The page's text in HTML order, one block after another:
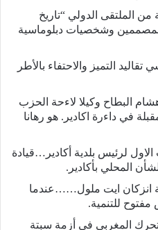
الملتقى الدولي “تاريخ
وشخصيات دبلوماسية
تقاليد التميز والاحتفاء بالأطر
البطاح وكيلا لاءحة الحزب
في داءرة اكادير. هو رهانا
لرئيس بلدية أكادير…قيادة
المحلي بأكادير.
انزكان ايت ملول……عندما
مفتوح للتنمية.
المغربي في أزمة سبتة